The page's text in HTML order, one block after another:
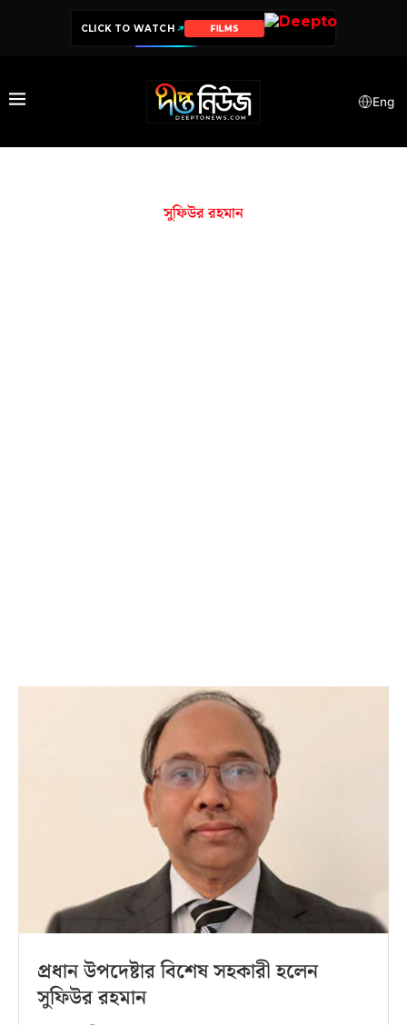
CLICK TO WATCH FILMS
Eng
সুফিউর রহমান
প্রধান উপদেষ্টার বিশেষ সহকারী হলেন
সুফিউর রহমান